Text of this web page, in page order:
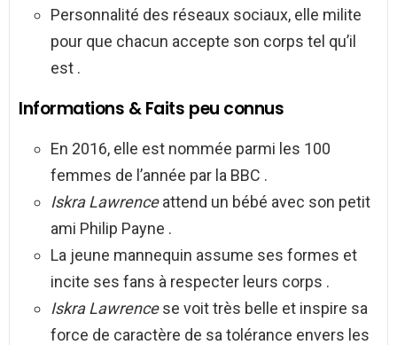
Personnalité des réseaux sociaux, elle milite
pour que chacun accepte son corps tel qu’il
est .
Informations & Faits peu connus
En 2016, elle est nommée parmi les 100
femmes de l’année par la BBC .
Iskra Lawrenceattend un bébé avec son petit
ami Philip Payne .
La jeune mannequin assume ses formes et
incite ses fans à respecter leurs corps .
Iskra Lawrencese voit très belle et inspire sa
force de caractère de sa tolérance envers les